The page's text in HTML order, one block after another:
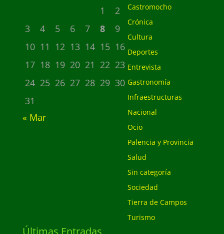
1
2
3
4 5 6 7 8
9
10 11 12 13 14 15 16
17 18 19 20 21 22 23
24 25 26 27 28 29 30
31
« Mar
Castromocho
Crónica
Cultura
Deportes
Entrevista
Gastronomía
Infraestructuras
Nacional
Ocio
Palencia y Provincia
Salud
Sin categoría
Sociedad
Tierra de Campos
Turismo
Últimas Entradas